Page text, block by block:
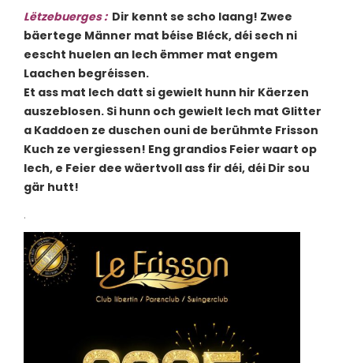
Lëtzebuerges: Dir kennt se scho laang! Zwee
bäertege Männer mat béise Bléck, déi sech ni
eescht huelen an Iech ëmmer mat engem
Laachen begréissen.
Et ass mat Iech datt si gewielt hunn hir Käerzen
auszeblosen. Si hunn och gewielt Iech mat Glitter
a Kaddoen ze duschen ouni de berühmte Frisson
Kuch ze vergiessen! Eng grandios Feier waart op
Iech, e Feier dee wäertvoll ass fir déi, déi Dir sou
gär hutt!
.